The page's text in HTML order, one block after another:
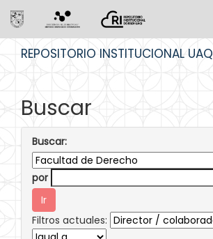
REPOSITORIO INSTITUCIONAL UAQ
Buscar
Buscar:
por
Filtros actuales: